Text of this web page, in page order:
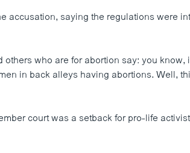
accusation, saying the regulations were
who are for abortion say: you know,
in back alleys having abortions. Well,
court was a setback for pro-life